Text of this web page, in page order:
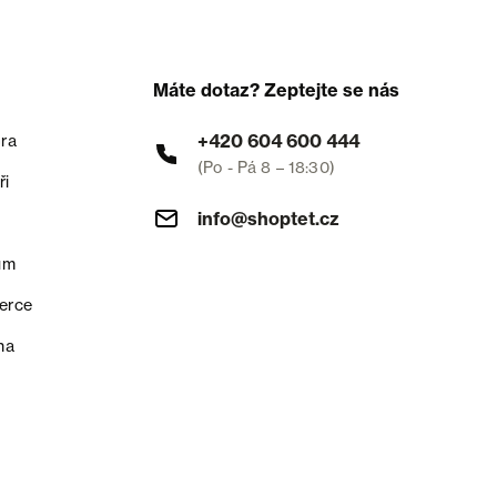
Máte dotaz? Zeptejte se nás
+420 604 600 444
(Po - Pá 8 – 18:30)
info@shoptet.cz